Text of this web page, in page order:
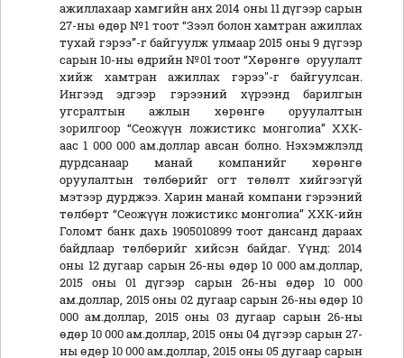
ажиллахаар хамгийн анх 2014 оны 11 дүгээр сарын
27-ны өдөр №1 тоот “Зээл болон хамтран ажиллах
тухай гэрээ”-г байгуулж улмаар 2015 оны 9 дүгээр
сарын 10-ны өдрийн №01 тоот “Хөрөнгө оруулалт
хийж хамтран ажиллах гэрээ"-г байгуулсан.
Ингээд эдгээр гэрээний хүрээнд барилгын
угсралтын ажлын хөрөнгө оруулалтын
зорилгоор “Сеожүүн ложистикс монголиа” ХХК-
аас 1 000 000 ам.доллар авсан болно. Нэхэмжлэлд
дурдсанаар манай компанийг хөрөнгө
оруулалтын төлбөрийг огт төлөлт хийгээгүй
мэтээр дурджээ. Харин манай компани гэрээний
төлбөрт “Сеожүүн ложистикс монголиа” ХХК-ийн
Голомт банк дахь 1905010899 тоот дансанд дараах
байдлаар төлбөрийг хийсэн байдаг. Үүнд: 2014
оны 12 дугаар сарын 26-ны өдөр 10 000 ам.доллар,
2015 оны 01 дүгээр сарын 26-ны өдөр 10 000
ам.доллар, 2015 оны 02 дугаар сарын 26-ны өдөр 10
000 ам.доллар, 2015 оны 03 дугаар сарын 26-ны
өдөр 10 000 ам.доллар, 2015 оны 04 дүгээр сарын 27-
ны өдөр 10 000 ам.доллар, 2015 оны 05 дугаар сарын